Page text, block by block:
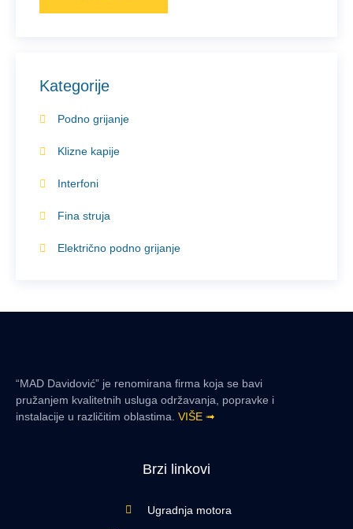
Kategorije
Podno grijanje
Klizne kapije
Interfoni
Fina struja
Električno podno grijanje
“MAD Davidović” je renomirana firma koja se bavi
pružanjem kvalitetnih usluga održavanja, popravke i
instalacije u različitim oblastima. VIŠE ➟
Brzi linkovi
Ugradnja motora